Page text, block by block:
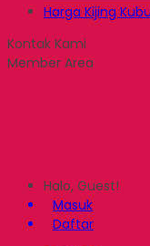
Harga Kijing
Kontak Kami
Member Area
Halo, Guest!
Masuk
Daftar